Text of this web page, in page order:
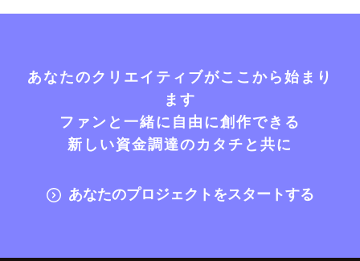
あなたのクリエイティブがここから始まり
ます
ファンと一緒に自由に創作できる
新しい資金調達のカタチと共に
あなたのプロジェクトをスタートする